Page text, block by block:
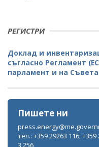
РЕГИСТРИ
Доклад и
съгласно Регламент
парламент и на Съвета
Пишете ни
тел.: +359 29263 116;
3 256